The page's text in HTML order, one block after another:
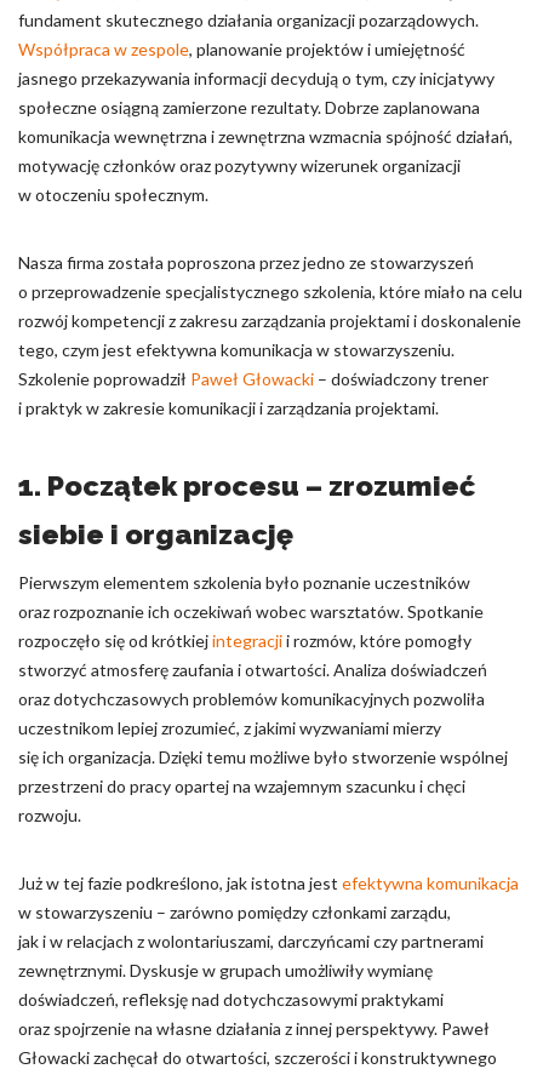
fundament skutecznego działania organizacji pozarządowych.
Współpraca w zespole, planowanie projektów i umiejętność
jasnego przekazywania informacji decydują o tym, czy inicjatywy
społeczne osiągną zamierzone rezultaty. Dobrze zaplanowana
komunikacja wewnętrzna i zewnętrzna wzmacnia spójność działań,
motywację członków oraz pozytywny wizerunek organizacji
w otoczeniu społecznym.
Nasza firma została poproszona przez jedno ze stowarzyszeń
o przeprowadzenie specjalistycznego szkolenia, które miało na celu
rozwój kompetencji z zakresu zarządzania projektami i doskonalenie
tego, czym jest efektywna komunikacja w stowarzyszeniu.
Szkolenie poprowadził Paweł Głowacki – doświadczony trener
i praktyk w zakresie komunikacji i zarządzania projektami.
1. Początek procesu – zrozumieć
siebie i organizację
Pierwszym elementem szkolenia było poznanie uczestników
oraz rozpoznanie ich oczekiwań wobec warsztatów. Spotkanie
rozpoczęło się od krótkiejintegracjii rozmów, które pomogły
stworzyć atmosferę zaufania i otwartości. Analiza doświadczeń
oraz dotychczasowych problemów komunikacyjnych pozwoliła
uczestnikom lepiej zrozumieć, z jakimi wyzwaniami mierzy
się ich organizacja. Dzięki temu możliwe było stworzenie wspólnej
przestrzeni do pracy opartej na wzajemnym szacunku i chęci
rozwoju.
Już w tej fazie podkreślono, jak istotna jest efektywna komunikacja
w stowarzyszeniu – zarówno pomiędzy członkami zarządu,
jak i w relacjach z wolontariuszami, darczyńcami czy partnerami
zewnętrznymi. Dyskusje w grupach umożliwiły wymianę
doświadczeń, refleksję nad dotychczasowymi praktykami
oraz spojrzenie na własne działania z innej perspektywy. Paweł
Głowacki zachęcał do otwartości, szczerości i konstruktywnego
Nieklasyfikowane pliki cookie, to pliki, które są w procesie
klasyfikowania, wraz z dostawcami poszczególnych ciasteczek.
Odrzuć